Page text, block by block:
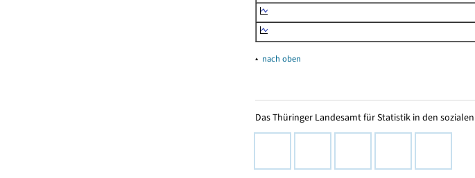
▴ nach oben
Das Thüringer Landesamt für Statistik in den